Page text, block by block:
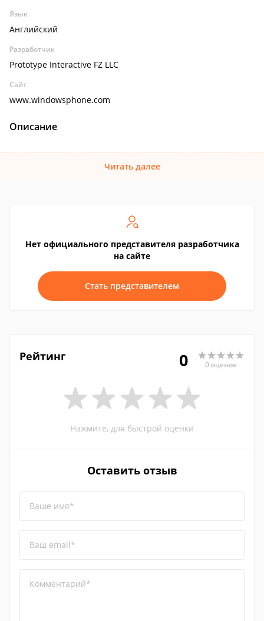
Язык
Английский
Разработчик
Prototype Interactive FZ LLC
Сайт
www.windowsphone.com
Описание
Читать далее
Нет официального представителя разработчика
на сайте
Стать представителем
Рейтинг 0 0 оценок
Нажмите, для быстрой оценки
Оставить отзыв
Ваше имя*
Ваш email*
Комментарий*